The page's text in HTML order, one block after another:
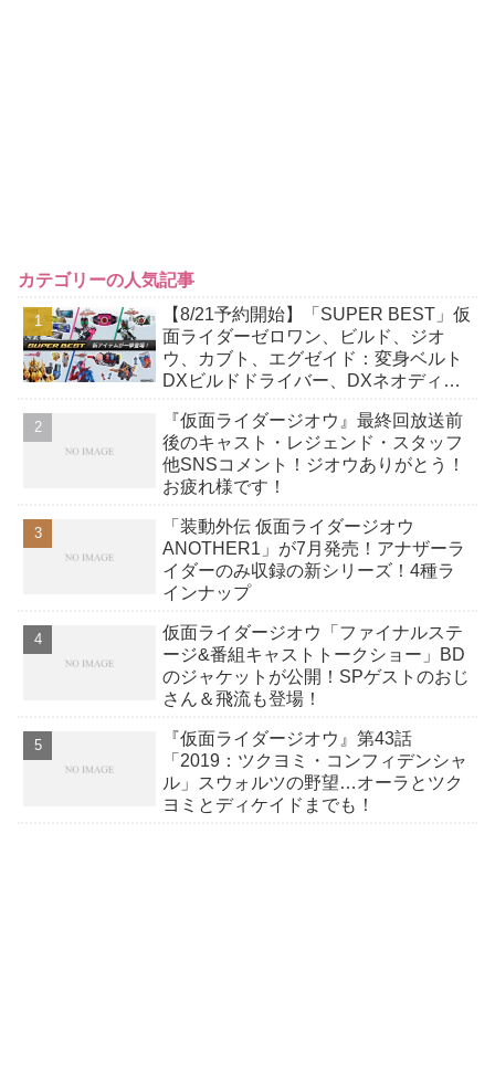
カテゴリーの人気記事
【8/21予約開始】「SUPER BEST」仮
面ライダーゼロワン、ビルド、ジオ
ウ、カブト、エグゼイド：変身ベルト
DXビルドドライバー、DXネオディケ
か12点！
『仮面ライダージオウ』最終回放送前
後のキャスト・レジェンド・スタッフ
他SNSコメント！ジオウありがとう！
お疲れ様です！
「装動外伝 仮面ライダージオウ
ANOTHER1」が7月発売！アナザーラ
イダーのみ収録の新シリーズ！4種ラ
インナップ
仮面ライダージオウ「ファイナルステ
ージ&番組キャストトークショー」BD
のジャケットが公開！SPゲストのおじ
さん＆飛流も登場！
『仮面ライダージオウ』第43話
「2019：ツクヨミ・コンフィデンシャ
ル」スウォルツの野望…オーラとツク
ヨミとディケイドまでも！